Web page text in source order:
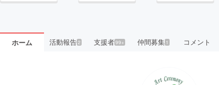
ホーム 活動報告2 支援者99+ 仲間募集 1 コメント